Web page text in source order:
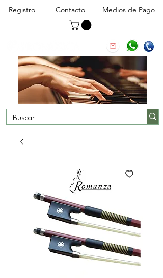
Registro Contacto Medios de Pago